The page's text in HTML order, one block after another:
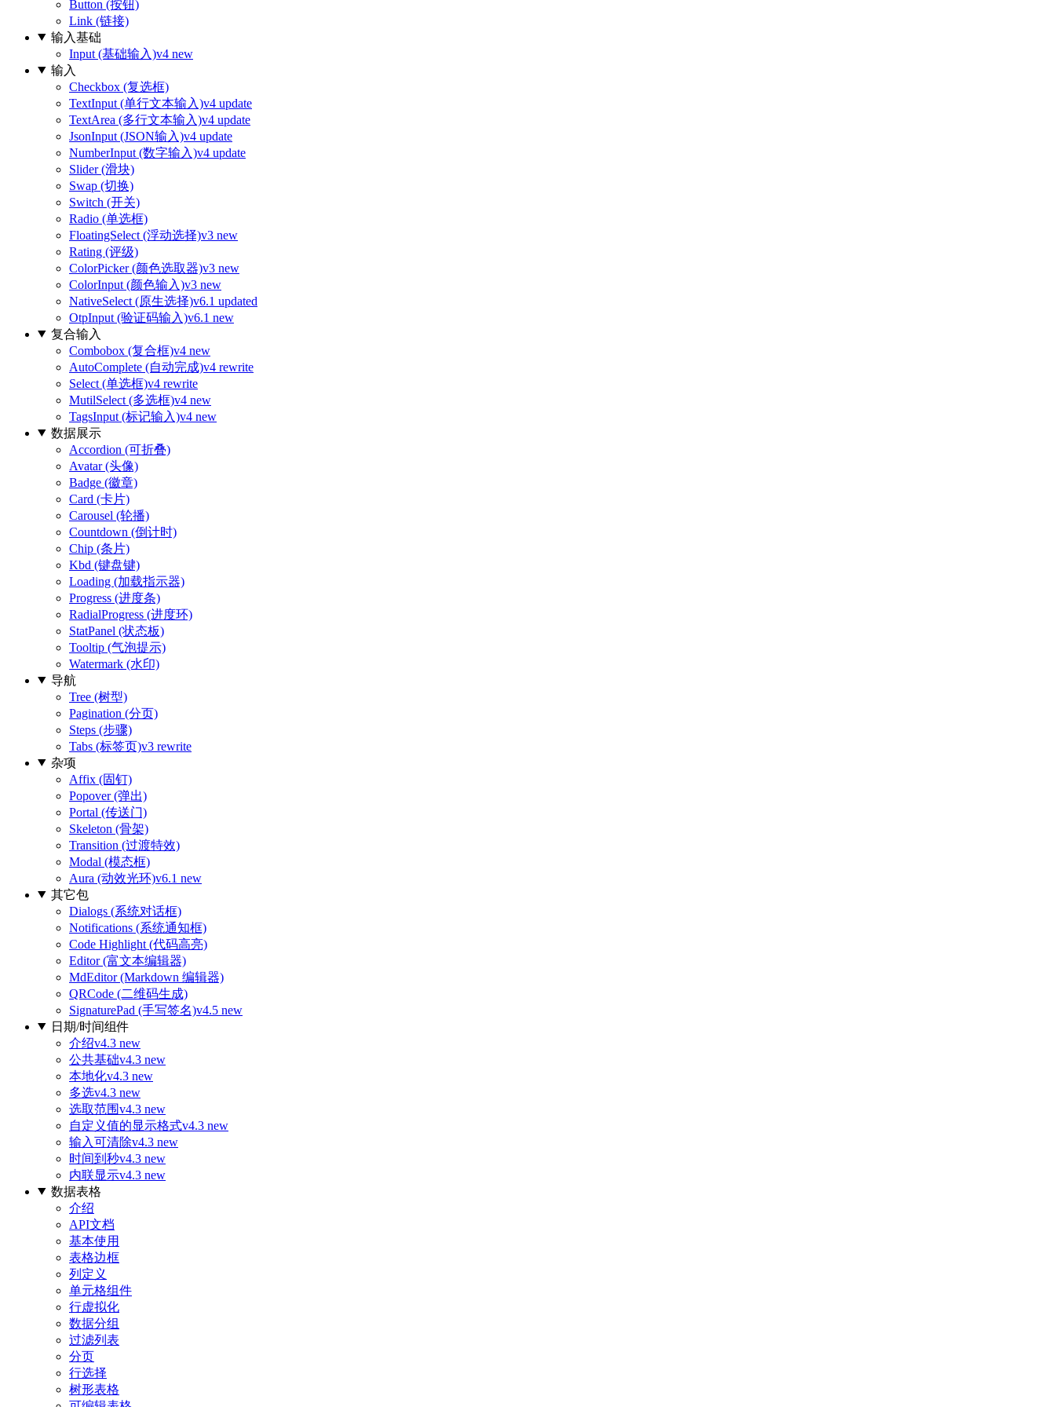
Button (按钮)
Link (链接)
输入基础
Input (基础输入)v4 new
输入
Checkbox (复选框)
TextInput (单行文本输入)v4 update
TextArea (多行文本输入)v4 update
JsonInput (JSON输入)v4 update
NumberInput (数字输入)v4 update
Slider (滑块)
Swap (切换)
Switch (开关)
Radio (单选框)
FloatingSelect (浮动选择)v3 new
Rating (评级)
ColorPicker (颜色选取器)v3 new
ColorInput (颜色输入)v3 new
NativeSelect (原生选择)v6.1 updated
OtpInput (验证码输入)v6.1 new
复合输入
Combobox (复合框)v4 new
AutoComplete (自动完成)v4 rewrite
Select (单选框)v4 rewrite
MutilSelect (多选框)v4 new
TagsInput (标记输入)v4 new
数据展示
Accordion (可折叠)
Avatar (头像)
Badge (徽章)
Card (卡片)
Carousel (轮播)
Countdown (倒计时)
Chip (条片)
Kbd (键盘键)
Loading (加载指示器)
Progress (进度条)
RadialProgress (进度环)
StatPanel (状态板)
Tooltip (气泡提示)
Watermark (水印)
导航
Tree (树型)
Pagination (分页)
Steps (步骤)
Tabs (标签页)v3 rewrite
杂项
Affix (固钉)
Popover (弹出)
Portal (传送门)
Skeleton (骨架)
Transition (过渡特效)
Modal (模态框)
Aura (动效光环)v6.1 new
其它包
Dialogs (系统对话框)
Notifications (系统通知框)
Code Highlight (代码高亮)
Editor (富文本编辑器)
MdEditor (Markdown 编辑器)
QRCode (二维码生成)
SignaturePad (手写签名)v4.5 new
日期/时间组件
介绍v4.3 new
公共基础v4.3 new
本地化v4.3 new
多选v4.3 new
选取范围v4.3 new
自定义值的显示格式v4.3 new
输入可清除v4.3 new
时间到秒v4.3 new
内联显示v4.3 new
数据表格
介绍
API文档
基本使用
表格边框
列定义
单元格组件
行虚拟化
数据分组
过滤列表
分页
行选择
树形表格